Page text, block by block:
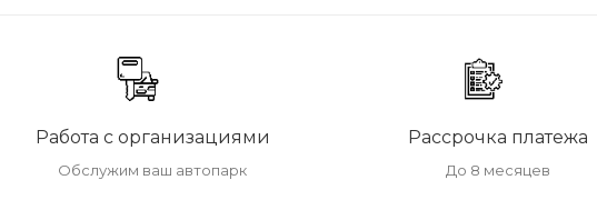
Работа с организациями
Обслужим ваш автопарк
Рассрочка платежа
До 8 месяцев